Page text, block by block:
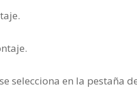
selecciona en la pestaña